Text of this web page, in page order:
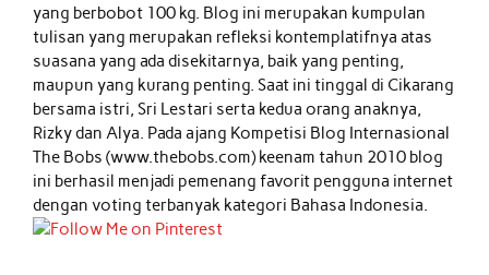
yang berbobot 100 kg. Blog ini merupakan kumpulan
tulisan yang merupakan refleksi kontemplatifnya atas
suasana yang ada disekitarnya, baik yang penting,
maupun yang kurang penting. Saat ini tinggal di Cikarang
bersama istri, Sri Lestari serta kedua orang anaknya,
Rizky dan Alya. Pada ajang Kompetisi Blog Internasional
The Bobs (www.thebobs.com) keenam tahun 2010 blog
ini berhasil menjadi pemenang favorit pengguna internet
dengan voting terbanyak kategori Bahasa Indonesia.